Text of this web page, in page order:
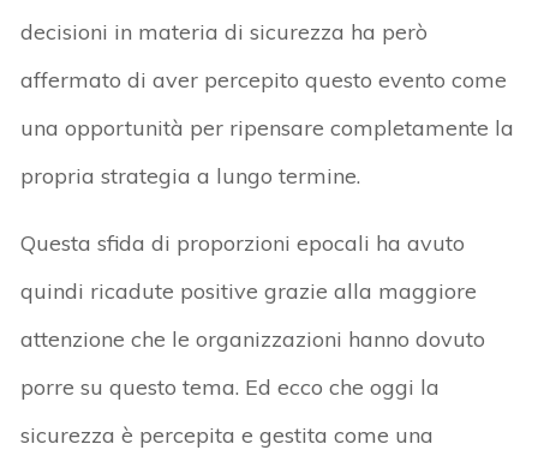
decisioni in materia di sicurezza ha però
affermato di aver percepito questo evento come
una opportunità per ripensare completamente la
propria strategia a lungo termine.
Questa sfida di proporzioni epocali ha avuto
quindi ricadute positive grazie alla maggiore
attenzione che le organizzazioni hanno dovuto
porre su questo tema. Ed ecco che oggi la
sicurezza è percepita e gestita come una